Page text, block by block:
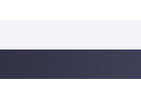
開示、内容の訂正、追加または削除、
良い情報提供を目指す為のアクセス解